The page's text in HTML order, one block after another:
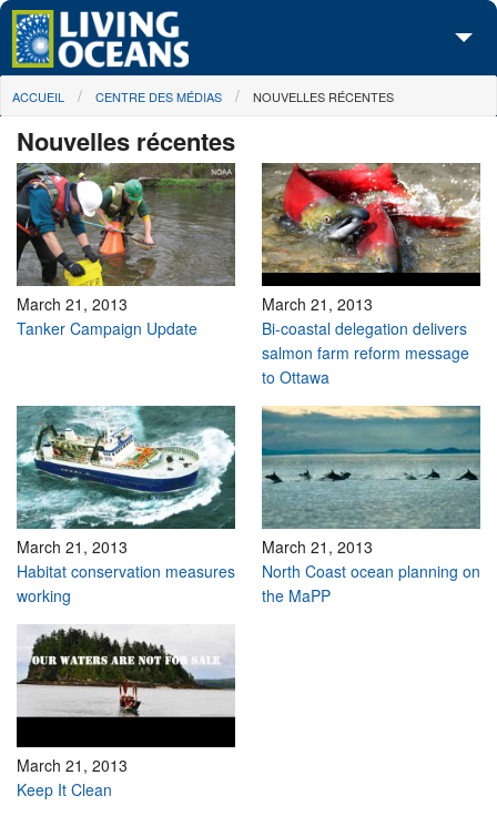
Skip to main content
À propos de nous
Nos campagnes
Centre des Médias
Les Cartes
Passez à l'action
You are here
ACCUEIL CENTRE DES MÉDIAS NOUVELLES RÉCENTES
Nouvelles récentes
March 21, 2013
Tanker Campaign Update
March 21, 2013
Bi-coastal delegation delivers
salmon farm reform message
to Ottawa
March 21, 2013
Habitat conservation measures
working
March 21, 2013
North Coast ocean planning on
the MaPP
March 21, 2013
Keep It Clean